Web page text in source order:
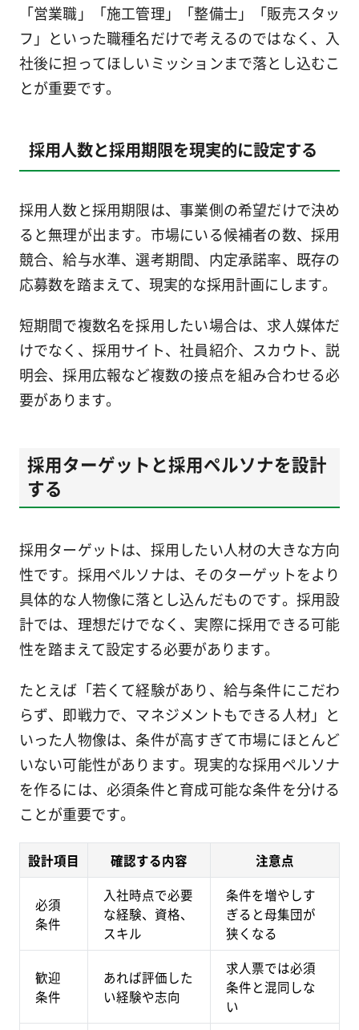
「営業職」「施工管理」「整備士」「販売スタッ
フ」といった職種名だけで考えるのではなく、入
社後に担ってほしいミッションまで落とし込むこ
とが重要です。
採用人数と採用期限を現実的に設定する
採用人数と採用期限は、事業側の希望だけで決め
ると無理が出ます。市場にいる候補者の数、採用
競合、給与水準、選考期間、内定承諾率、既存の
応募数を踏まえて、現実的な採用計画にします。
短期間で複数名を採用したい場合は、求人媒体だ
けでなく、採用サイト、社員紹介、スカウト、説
明会、採用広報など複数の接点を組み合わせる必
要があります。
採用ターゲットと採用ペルソナを設計
する
採用ターゲットは、採用したい人材の大きな方向
性です。採用ペルソナは、そのターゲットをより
具体的な人物像に落とし込んだものです。採用設
計では、理想だけでなく、実際に採用できる可能
性を踏まえて設定する必要があります。
たとえば「若くて経験があり、給与条件にこだわ
らず、即戦力で、マネジメントもできる人材」と
いった人物像は、条件が高すぎて市場にほとんど
いない可能性があります。現実的な採用ペルソナ
を作るには、必須条件と育成可能な条件を分ける
ことが重要です。
設計項目 確認する内容 注意点
必須
条件
入社時点で必要
な経験、資格、
スキル
条件を増やしす
ぎると母集団が
狭くなる
歓迎
条件
あれば評価した
い経験や志向
求人票では必須
条件と混同しな
い